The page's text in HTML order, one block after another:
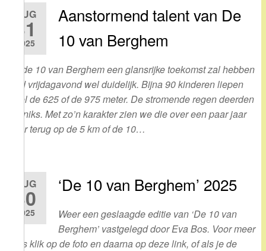
AUG
31
2025
Aanstormend talent van De
10 van Berghem
Dat de 10 van Berghem een glansrijke toekomst zal hebben
werd vrijdagavond wel duidelijk. Bijna 90 kinderen liepen
ofwel de 625 of de 975 meter. De stromende regen deerden
hun niks. Met zo’n karakter zien we die over een paar jaar
zeker terug op de 5 km of de 10…
AUG
30
2025
‘De 10 van Berghem’ 2025
Weer een geslaagde editie van ‘De 10 van
Berghem’ vastgelegd door Eva Bos. Voor meer
foto’s klik op de foto en daarna op deze link, of als je de